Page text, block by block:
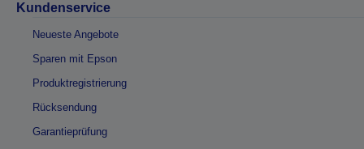
Kundenservice
Neueste Angebote
Sparen mit Epson
Produktregistrierung
Rücksendung
Garantieprüfung